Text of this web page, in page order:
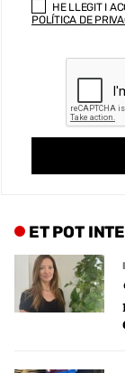
HE LLEGIT I
POLÍTICA DE
ET POT